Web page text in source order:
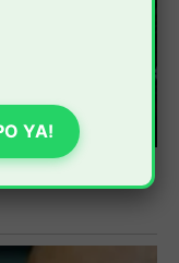
YA!